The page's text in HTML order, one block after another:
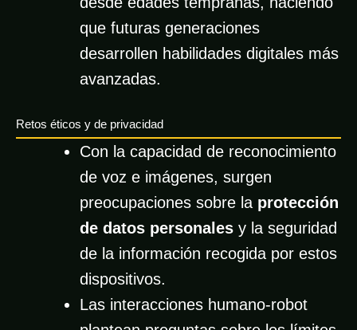
que futuras generaciones
desarrollen habilidades digitales más
avanzadas.
Retos éticos y de privacidad
Con la capacidad de reconocimiento
de voz e imágenes, surgen
preocupaciones sobre la protección
de datos personales y la seguridad
de la información recogida por estos
dispositivos.
Las interacciones humano-robot